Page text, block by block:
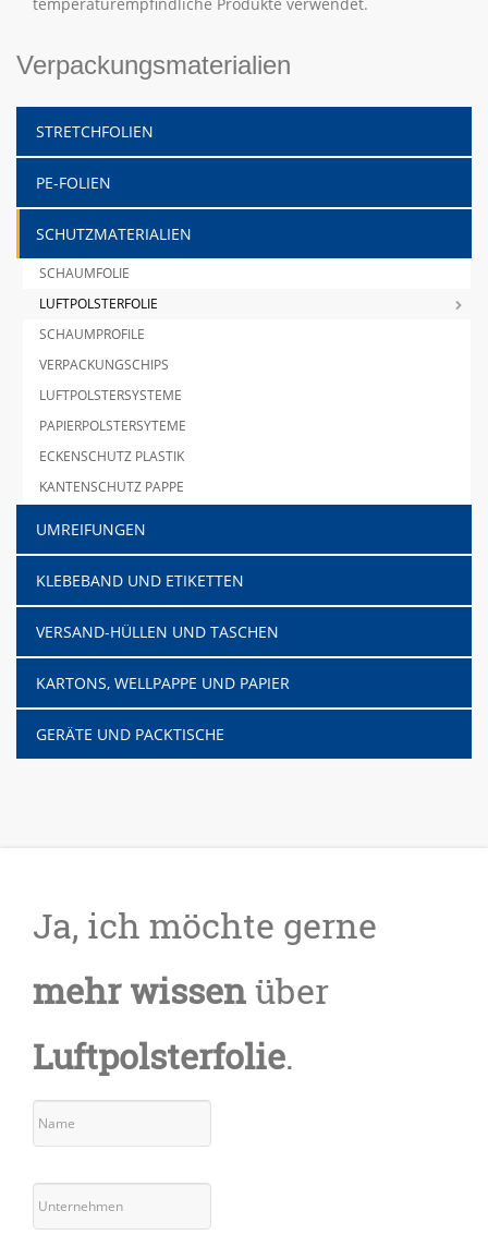
Verpackungsmaterialien
STRETCHFOLIEN
PE-FOLIEN
SCHUTZMATERIALIEN
SCHAUMFOLIE
LUFTPOLSTERFOLIE
SCHAUMPROFILE
VERPACKUNGSCHIPS
LUFTPOLSTERSYSTEME
PAPIERPOLSTERSYTEME
ECKENSCHUTZ PLASTIK
KANTENSCHUTZ PAPPE
UMREIFUNGEN
KLEBEBAND UND ETIKETTEN
VERSAND-HÜLLEN UND TASCHEN
KARTONS, WELLPAPPE UND PAPIER
GERÄTE UND PACKTISCHE
Ja, ich möchte gerne
mehr wissenüber
Luftpolsterfolie.